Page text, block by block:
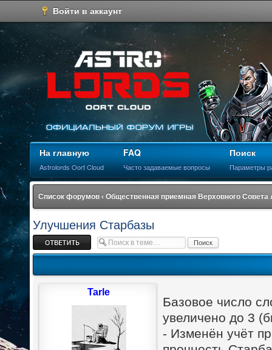
Войти в аккаунт
На главную
Astrolords Oort Cloud
FAQ
Часто задаваемые вопросы
Поиск
Параметры
Список форумов ‹ Общественная приемная Верховного Совета
Улучшения Старбазы
Ответить
Базовое число
увеличено до 3
- Изменён учёт
Tarle